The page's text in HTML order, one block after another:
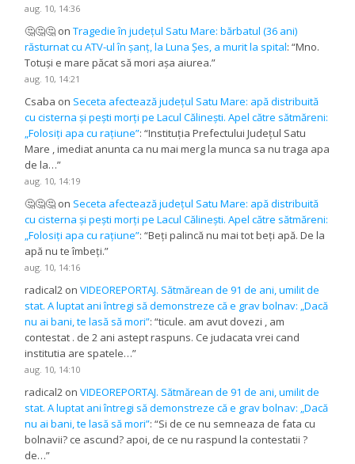
aug. 10, 14:36
🤔🤔🤔 onTragedie în județul Satu Mare: bărbatul (36 ani)
răsturnat cu ATV-ul în șanț, la Luna Șes, a murit la spital: “Mno.
Totuși e mare păcat să mori așa aiurea.”
aug. 10, 14:21
Csaba on Seceta afectează județul Satu Mare: apă distribuită
cu cisterna și pești morți pe Lacul Călinești. Apel către sătmăreni:
„Folosiți apa cu rațiune”: “Instituția Prefectului Județul Satu
Mare , imediat anunta ca nu mai merg la munca sa nu traga apa
de la…”
aug. 10, 14:19
🤔🤔🤔 on Seceta afectează județul Satu Mare: apă distribuită
cu cisterna și pești morți pe Lacul Călinești. Apel către sătmăreni:
„Folosiți apa cu rațiune”: “Beți palincă nu mai tot beți apă. De la
apă nu te îmbeți.”
aug. 10, 14:16
radical2 onVIDEOREPORTAJ. Sătmărean de 91 de ani, umilit de
stat. A luptat ani întregi să demonstreze că e grav bolnav: „Dacă
nu ai bani, te lasă să mori”: “ticule. am avut dovezi , am
contestat . de 2 ani astept raspuns. Ce judacata vrei cand
institutia are spatele…”
aug. 10, 14:10
radical2 onVIDEOREPORTAJ. Sătmărean de 91 de ani, umilit de
stat. A luptat ani întregi să demonstreze că e grav bolnav: „Dacă
nu ai bani, te lasă să mori”: “Si de ce nu semneaza de fata cu
bolnavii? ce ascund? apoi, de ce nu raspund la contestatii ?
de…”